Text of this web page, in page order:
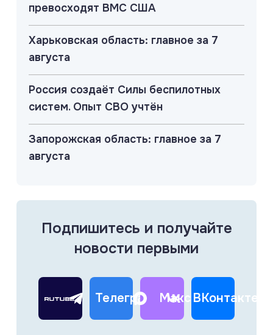
превосходят ВМС США
Харьковская область: главное за 7
августа
Россия создаёт Силы беспилотных
систем. Опыт СВО учтён
Запорожская область: главное за 7
августа
Подпишитесь и получайте
новости первыми
Телеграм Макс ВКонтакте